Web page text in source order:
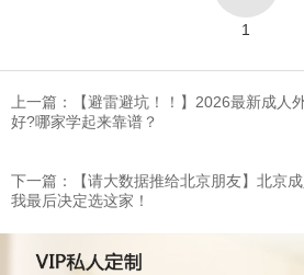
1
上一篇：【避雷避坑！！】2026最新成人
好?哪家学起来靠谱？
下一篇：​【请大数据推给北京朋友】北京
我最后决定选这家！